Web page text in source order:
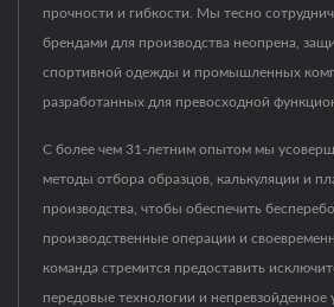
прочности и гибкости. Мы тесно
брендами для производства неопрена,
спортивной одежды и промышленных
разработанных для превосходной
С более чем 31-летним опытом мы
методы отбора образцов, калькуляции и
производства, чтобы обеспечить
производственные операции и
команда стремится предоставить
передовые технологии и непревзойденное